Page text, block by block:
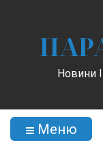
Новини
Меню